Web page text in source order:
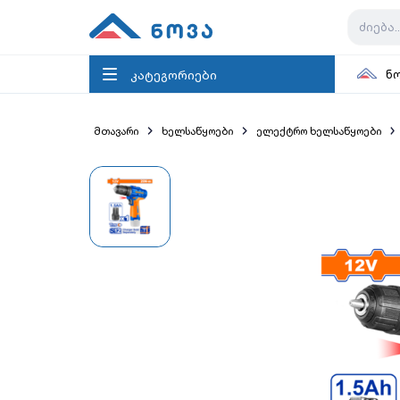
კატეგორიები
მთავარი ხელსაწყოები ელექტრო ხელსაწყოები